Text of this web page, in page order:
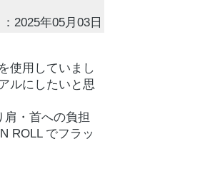
2025年05月03日
使用していまし
ルにしたいと思
・首への負担
ROLL でフラッ